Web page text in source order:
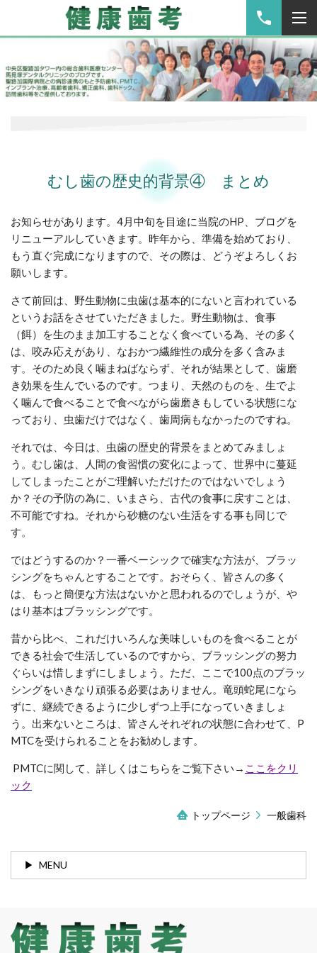
むし歯の歴史的背景④ まとめ
お知らせがあります。4月中旬を目途に当院のHP、ブログを
リニューアルしていきます。昨年から、準備を始めており、
もう直ぐ完成になりますので、その際は、どうぞよろしくお
願いします。
さて前回は、野生動物に虫歯は基本的にないと言われている
というお話をさせていただきました。野生動物は、食事
（餌）を生のまま加工することなく食べている為、その多く
は、咬み応えがあり、なおかつ繊維性の成分を多く含みま
す。そのため良く噛まねばならず、それが結果として、歯磨
き効果を生んでいるのです。つまり、天然のものを、生でよ
く噛んで食べることで食べながら歯磨きもしている状態にな
っており、虫歯だけではなく、歯周病もなかったのですね。
それでは、今日は、虫歯の歴史的背景をまとめてみましょ
う。むし歯は、人間の食習慣の変化によって、世界中に蔓延
してしまったことがご理解いただけたのではないでしょう
か？その予防の為に、いまさら、古代の食事に戻すことは、
不可能ですね。それから砂糖のない生活をする事も同じで
す。
ではどうするのか？一番ベーシックで確実な方法が、ブラッ
シングをちゃんとすることです。おそらく、皆さんの多く
は、もっと簡便な方法はないかと思われるのでしょうが、や
はり基本はブラッシングです。
昔から比べ、これだけいろんな美味しいものを食べることが
できる社会で生活しているのですから、ブラッシングの努力
ぐらいは惜しまずにしましょう。ただ、ここで100点のブラッ
シングをいきなり頑張る必要はありません。竜頭蛇尾になら
ずに、継続できるように少しずつ上手になっていきましょ
う。出来ないところは、皆さんそれぞれの状態に合わせて、P
MTCを受けられることをお勧めします。
PMTCに関して、詳しくはこちらをご覧下さい→ ここをクリ
ック
トップページ 一般歯科
MENU